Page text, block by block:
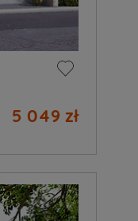
5 049 zł